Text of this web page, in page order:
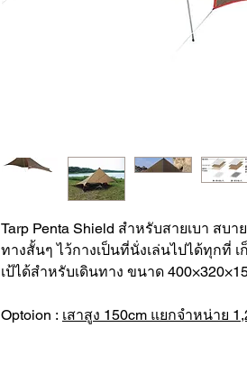
Tarp Penta Shield สำหรับสายเบา สบ
ทางสั้นๆ ไว้กางเป็นที่นั่งเล่นไปได้ทุกที่
เป้ได้สำหรับเดินทาง ขนาด
Optoion : เสาสูง 150cm แยกจำหน่าย